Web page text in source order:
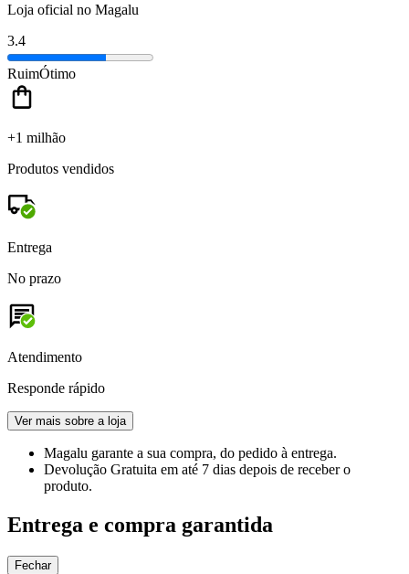
Loja oficial no Magalu
3.4
RuimÓtimo
+1 milhão
Produtos vendidos
Entrega
No prazo
Atendimento
Responde rápido
Ver mais sobre a loja
Magalu garante a sua compra, do pedido à entrega.
Devolução Gratuita em até 7 dias depois de receber o
produto.
Entrega e compra garantida
Fechar